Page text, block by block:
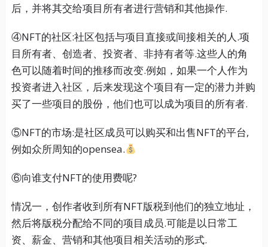
后，并将其交给项目所有者进行营销和其他操作.
④NFT的社区:社区包括与项目直接或间接相关的人.项
目所有者、创造者、投资者、非持有者等.这些人的角
色可以随着时间的推移而改变.例如，如果一个人作为
投资者进入社区，后来发现这个项目有一定的潜力并购
买了一些项目的股份，他们也可以成为项目的所有者.
⑤NFT的市场:是社区成员可以购买和出售NFT的平台,
例如众所周知的opensea.
⑥向谁支付NFT的使用费呢?
情况一，创作者收到所有NFT版税到他们的独立地址，
然后将版税分配给不同的项目成员.可能是以日常工
资、薪金、营销和其他项目相关活动的形式.